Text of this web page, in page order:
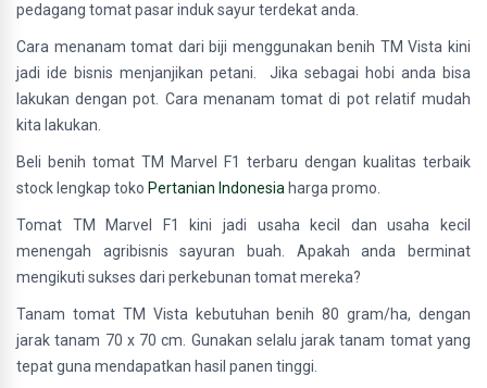
pedagang tomat pasar induk sayur terdekat anda.
Cara menanam tomat dari biji menggunakan benih TM Vista kini
jadi ide bisnis menjanjikan petani. Jika sebagai hobi anda bisa
lakukan dengan pot. Cara menanam tomat di pot relatif mudah
kita lakukan.
Beli benih tomat TM Marvel F1 terbaru dengan kualitas terbaik
stock lengkap toko Pertanian Indonesia harga promo.
Tomat TM Marvel F1 kini jadi usaha kecil dan usaha kecil
menengah agribisnis sayuran buah. Apakah anda berminat
mengikuti sukses dari perkebunan tomat mereka?
Tanam tomat TM Vista kebutuhan benih 80 gram/ha, dengan
jarak tanam 70 x 70 cm. Gunakan selalu jarak tanam tomat yang
tepat guna mendapatkan hasil panen tinggi.